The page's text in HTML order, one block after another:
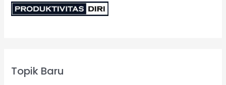
Topik Baru